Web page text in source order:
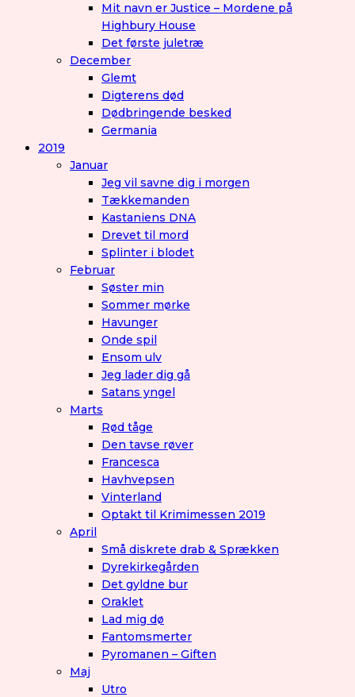
Mit navn er Justice – Mordene på
Highbury House
Det første juletræ
December
Glemt
Digterens død
Dødbringende besked
Germania
2019
Januar
Jeg vil savne dig i morgen
Tækkemanden
Kastaniens DNA
Drevet til mord
Splinter i blodet
Februar
Søster min
Sommer mørke
Havunger
Onde spil
Ensom ulv
Jeg lader dig gå
Satans yngel
Marts
Rød tåge
Den tavse røver
Francesca
Havhvepsen
Vinterland
Optakt til Krimimessen 2019
April
Små diskrete drab & Sprækken
Dyrekirkegården
Det gyldne bur
Oraklet
Lad mig dø
Fantomsmerter
Pyromanen – Giften
Maj
Utro